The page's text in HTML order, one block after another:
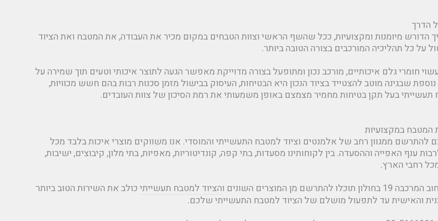
הדרך
הדורש מיומנות ומקצועיות, ככל שהשף הראשי וצוות הטבחים במקום מכיר את העבודה, את המטבח ואת הציוד
על כל תהליכיה המורכבים בצורה הטובה ביותר.
חומרי גלם איכותיים, מורכב נכון ומתופעל בצורה מדוייקת מאפשר הגעה לתוצר איכותי וטעים תוך שמירה על
שבגינה מוטב להצטייד בציוד הנכון היא הבטיחות, העיסוק בבישול מזמן סכנות רבות בהם חשש מכוויות,
תעשייתי בעל תקן בטיחות מחמיר מצמצם באופן משמעותי את רמת הסיכון של צוות העובדים.
המטבח במקצועיות
להתרשם ממגוון רחב של אלמנטים וציוד למטבח התעשייתי והמוסדי. אנו משווקים מוצרי איכות בלבד מכל
ענף האפייה וההסעדה. בין לקוחותינו מסעדות, בתי קפה, קונדיטוריות, מאפיות, בתי מלון, קיבוצים, ישיבות,
רחבי הארץ.
מן המוצרים השונים ו
הציוד למטבח תעשייתיכולב את השירות הטוב ביותר
והאישית עד לתפעול מושלם של הציוד למטבח התעשייתי שלכם.